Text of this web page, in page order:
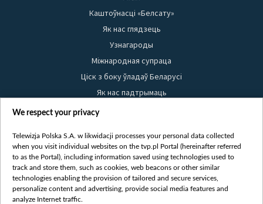
Каштоўнасці «Белсату»
Як нас глядзець
Узнагароды
Міжнародная супраца
Ціск з боку ўладаў Беларусі
Як нас падтрымаць
Правілы выкарыстання матэрыялаў
Бяспека
Youtube
Белсат news
Белсат Shorts
We respect your privacy
Telewizja Polska S.A. w likwidacji processes your personal data collected
when you visit individual websites on the tvp.pl Portal (hereinafter referred
to as the Portal), including information saved using technologies used to
track and store them, such as cookies, web beacons or other similar
technologies enabling the provision of tailored and secure services,
personalize content and advertising, provide social media features and
analyze Internet traffic.